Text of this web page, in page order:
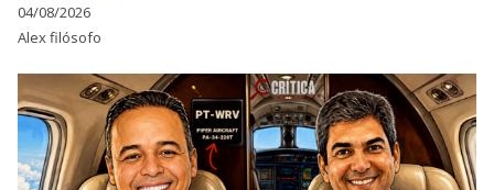
04/08/2026
Alex filósofo